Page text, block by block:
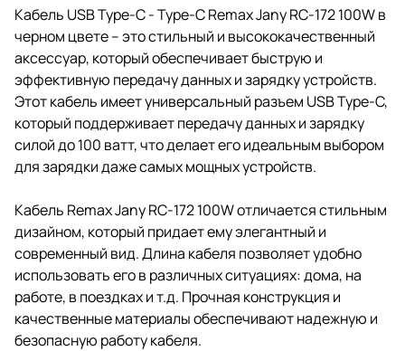
Кабель USB Type-C - Type-C Remax Jany RC-172 100W в
черном цвете – это стильный и высококачественный
аксессуар, который обеспечивает быструю и
эффективную передачу данных и зарядку устройств.
Этот кабель имеет универсальный разъем USB Type-C,
который поддерживает передачу данных и зарядку
силой до 100 ватт, что делает его идеальным выбором
для зарядки даже самых мощных устройств.
Кабель Remax Jany RC-172 100W отличается стильным
дизайном, который придает ему элегантный и
современный вид. Длина кабеля позволяет удобно
использовать его в различных ситуациях: дома, на
работе, в поездках и т.д. Прочная конструкция и
качественные материалы обеспечивают надежную и
безопасную работу кабеля.